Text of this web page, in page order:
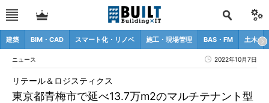
建築 BIM・CAD スマート化・リノベ 施工・現場管理 BAS・FM 土木
ニュース 2022年10月7日
東京都青梅市で延べ13.7万m2のマルチテナント型
リテール＆ロジスティクス